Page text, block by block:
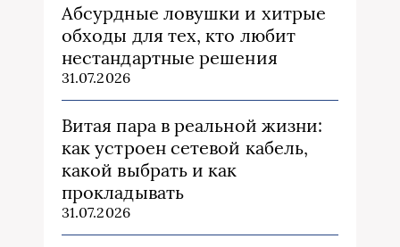
Абсурдные ловушки и хитрые
обходы для тех, кто любит
нестандартные решения
31.07.2026
Витая пара в реальной жизни:
как устроен сетевой кабель,
какой выбрать и как
прокладывать
31.07.2026